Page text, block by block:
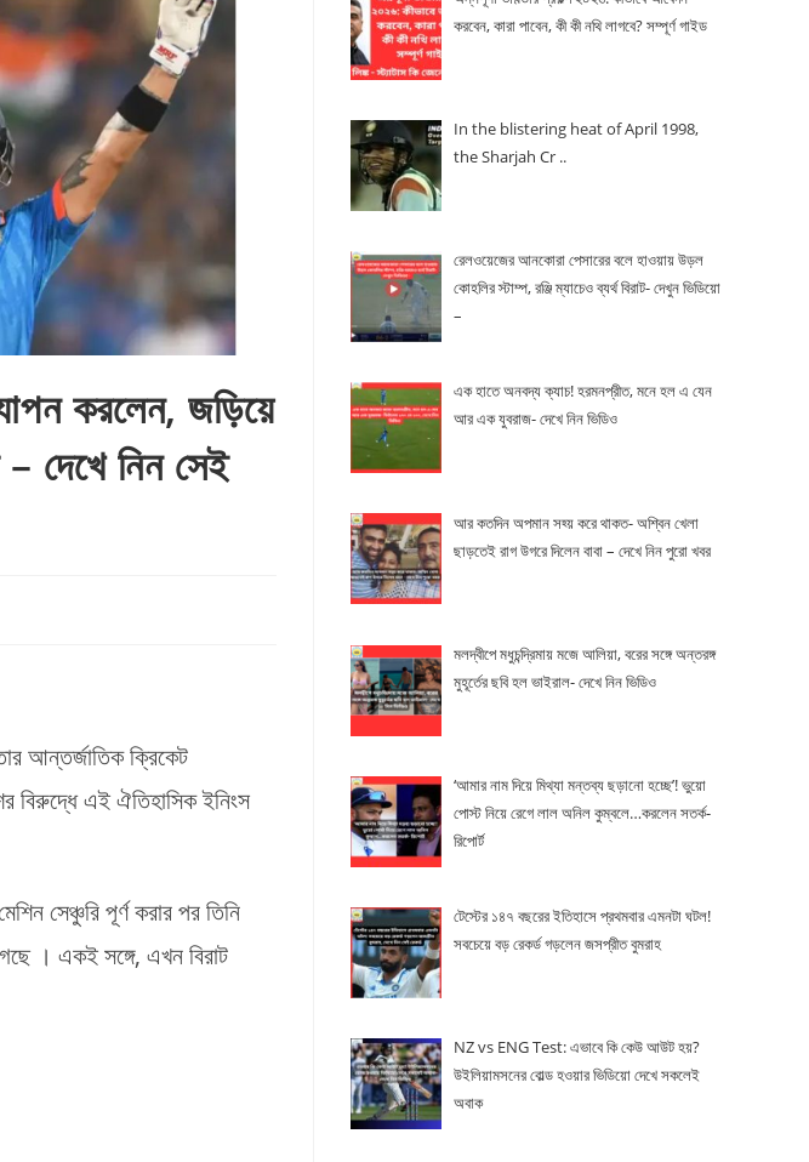
করলেন, জড়িয়ে
দেখে নিন সেই
আন্তর্জাতিক ক্রিকেট
বিরুদ্ধে এই ঐতিহাসিক ইনিংস
সেঞ্চুরি পূর্ণ করার পর তিনি
। একই সঙ্গে, এখন বিরাট
করবেন, কারা পাবেন, কী কী নথি লাগবে? সম্পূর্ণ গাইড
In the blistering heat of April 1998,
the Sharjah Cr ..
রেলওয়েজের আনকোরা পেসারের বলে হাওয়ায় উড়ল
কোহলির স্টাম্প, রঞ্জি ম্যাচেও ব্যর্থ বিরাট- দেখুন ভিডিয়ো
–
এক হাতে অনবদ্য ক্যাচ! হরমনপ্রীত, মনে হল এ যেন
আর এক যুবরাজ- দেখে নিন ভিডিও
আর কতদিন অপমান সহ্য় করে থাকত- অশ্বিন খেলা
ছাড়তেই রাগ উগরে দিলেন বাবা – দেখে নিন পুরো খবর
মলদ্বীপে মধুচন্দ্রিমায় মজে আলিয়া, বরের সঙ্গে অন্তরঙ্গ
মুহূর্তের ছবি হল ভাইরাল- দেখে নিন ভিডিও
‘আমার নাম দিয়ে মিথ্যা মন্তব্য ছড়ানো হচ্ছে’! ভুয়ো
পোস্ট নিয়ে রেগে লাল অনিল কুম্বলে…করলেন সতর্ক-
রিপোর্ট
টেস্টের ১৪৭ বছরের ইতিহাসে প্রথমবার এমনটা ঘটল!
সবচেয়ে বড় রেকর্ড গড়লেন জসপ্রীত বুমরাহ
NZ vs ENG Test: এভাবে কি কেউ আউট হয়?
উইলিয়ামসনের বোল্ড হওয়ার ভিডিয়ো দেখে সকলেই
অবাক